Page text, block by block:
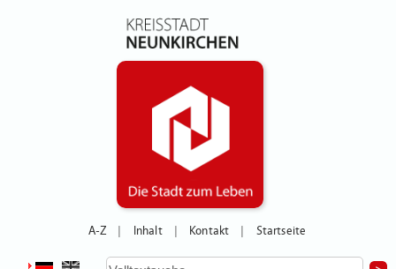
A-Z Inhalt Kontakt Startseite